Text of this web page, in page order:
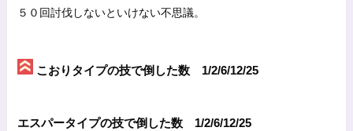
５０回討伐しないといけない不思議。
こおりタイプの技で倒した数 1/2/6/12/25
エスパータイプの技で倒した数 1/2/6/12/25